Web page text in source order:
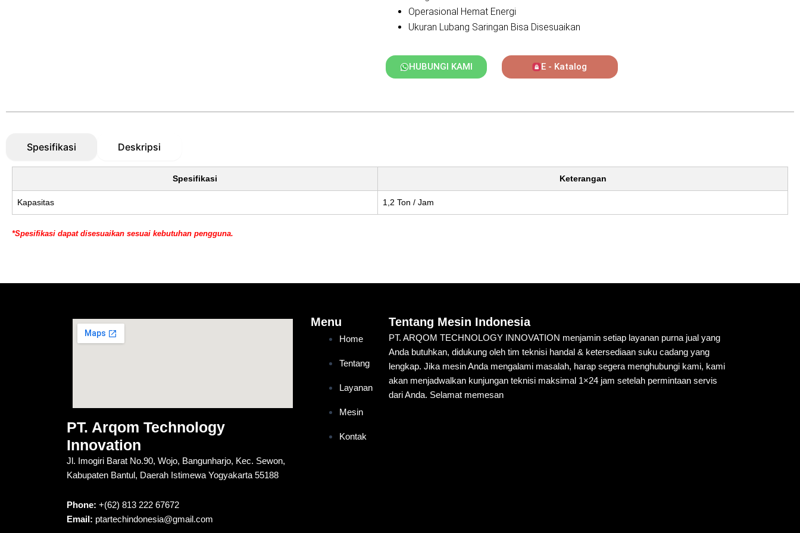
Operasional Hemat Energi
Ukuran Lubang Saringan Bisa Disesuaikan
HUBUNGI KAMI E - Katalog
Spesifikasi Deskripsi
Spesifikasi Keterangan
Kapasitas 1,2 Ton / Jam
*Spesifikasi dapat disesuaikan sesuai kebutuhan pengguna.
PT. Arqom Technology
Innovation
Jl. Imogiri Barat No.90, Wojo, Bangunharjo, Kec. Sewon,
Kabupaten Bantul, Daerah Istimewa Yogyakarta 55188
Phone: +(62) 813 222 67672
Email: ptartechindonesia@gmail.com
Menu
Home
Tentang
Layanan
Mesin
Kontak
Tentang Mesin Indonesia
PT. ARQOM TECHNOLOGY INNOVATION menjamin setiap layanan purna jual yang
Anda butuhkan, didukung oleh tim teknisi handal & ketersediaan suku cadang yang
lengkap. Jika mesin Anda mengalami masalah, harap segera menghubungi kami, kami
akan menjadwalkan kunjungan teknisi maksimal 1×24 jam setelah permintaan servis
dari Anda. Selamat memesan